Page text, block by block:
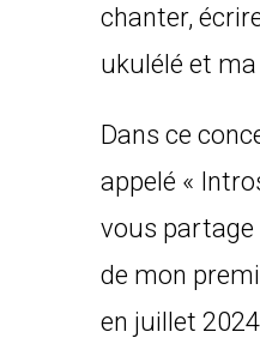
chanter,
ukulélé et
Dans ce
appelé «
vous
de mon
en juillet